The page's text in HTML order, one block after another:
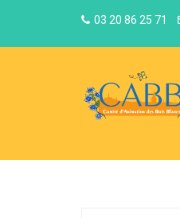
03 20 86 25 71